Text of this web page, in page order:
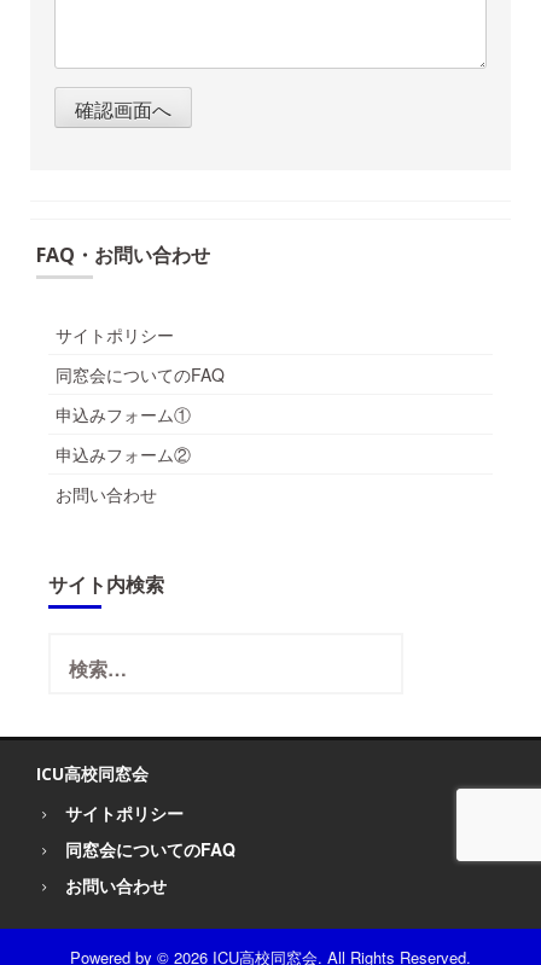
FAQ・お問い合わせ
サイトポリシー
同窓会についてのFAQ
申込みフォーム①
申込みフォーム②
お問い合わせ
サイト内検索
索:
ICU高校同窓会
サイトポリシー
同窓会についてのFAQ
お問い合わせ
Powered by © 2026 ICU高校同窓会. All Rights Reserved.